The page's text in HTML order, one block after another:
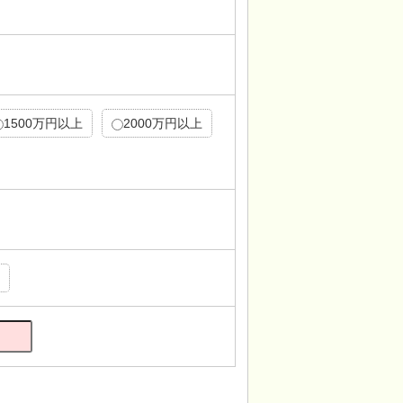
1500万円以上 2000万円以上